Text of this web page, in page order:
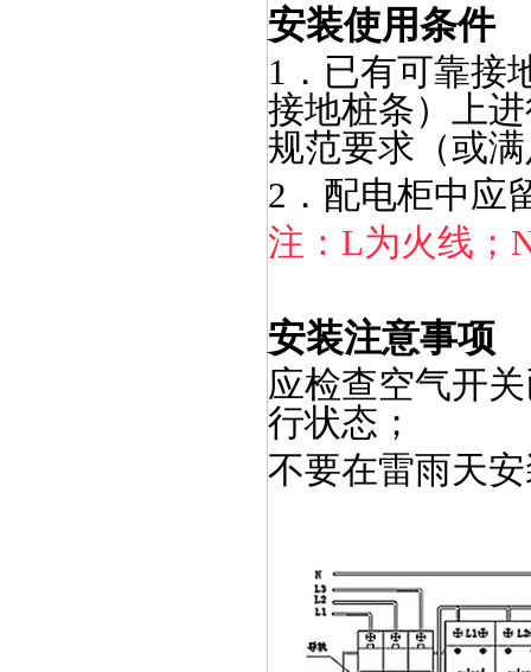
安装使用条件
1．已有可靠接
接地桩条）上
规范要求（或
2．配电柜中应
注：L为火线；
安装注意事项
应检查空气开
行状态；
不要在雷雨天